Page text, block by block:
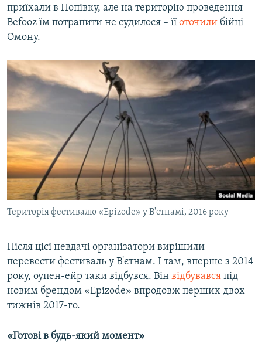
приїхали в Попівку, але на територію проведення
Befooz їм потрапити не судилося – її оточили бійці
Омону.
Територія фестивалю «Epizode» у В'єтнамі, 2016 року
Після цієї невдачі організатори вирішили
перевести фестиваль у В'єтнам. І там, вперше з 2014
року, оупен-ейр таки відбувся. Він відбувався під
новим брендом «Epizode» впродовж перших двох
тижнів 2017-го.
«Готові в будь-який момент»